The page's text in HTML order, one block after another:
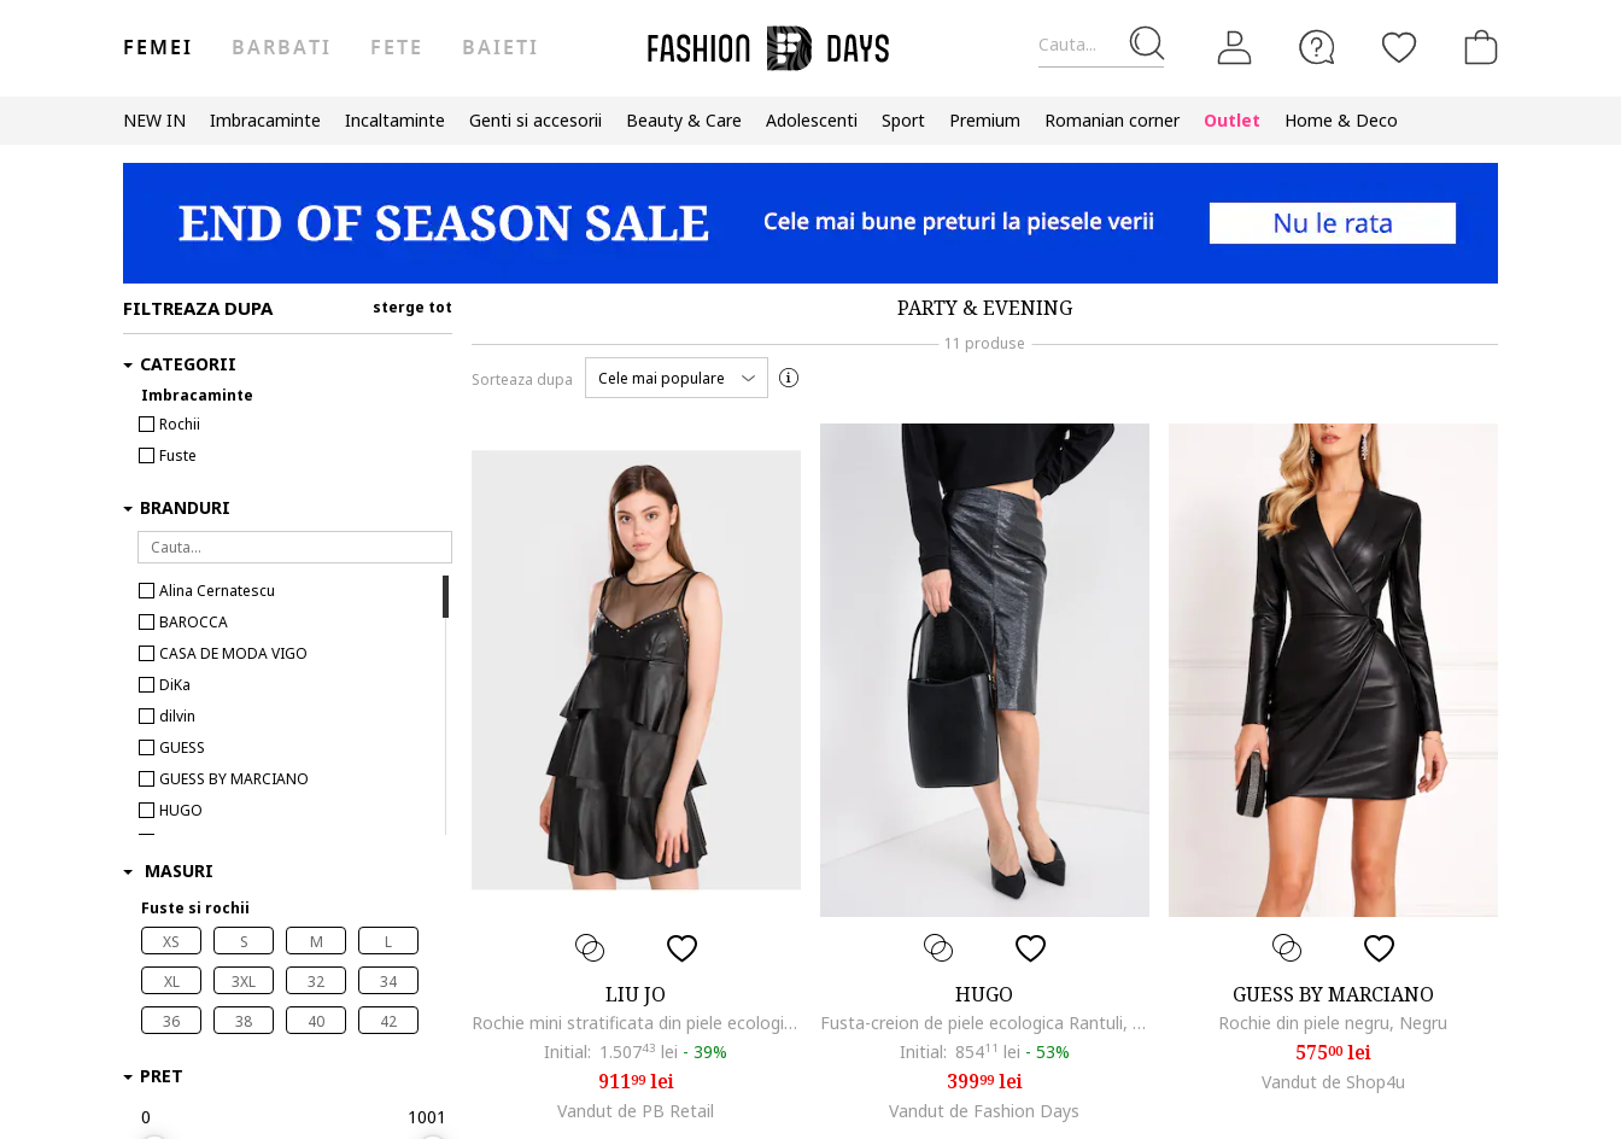
Cauta...
FEMEI BARBATI FETE BAIETI
NEW IN Imbracaminte Incaltaminte Genti si accesorii Beauty & Care Adolescenti Sport Premium Romanian corner Outlet Home & Deco
PARTY & EVENING
11 produse
Sorteaza dupa
Cele mai populare
LIU JO
Rochie mini stratificata din piele ecologica
Initial: 1.50743 lei -39%
91199lei
Vandut de PB Retail
HUGO
Fusta-creion de piele ecologica Rantuli, Negru
Initial: 85411 lei - 53%
39999lei
Vandut de Fashion Days
GUESS BY MARCIANO
Rochie din piele negru, Negru
57500lei
Vandut de Shop4u
FILTREAZA DUPA sterge tot
CATEGORII
Imbracaminte
Rochii
Fuste
BRANDURI
Alina Cernatescu
BAROCCA
CASA DE MODA VIGO
DiKa
dilvin
GUESS
GUESS BY MARCIANO
HUGO
Liu Jo
Motivi
MASURI
Fuste si rochii
XS
S M
L
XL
3XL 32
34
36
38 40 42
PRET
0
1001